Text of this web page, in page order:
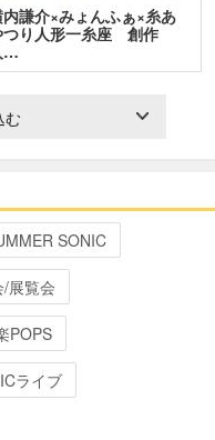
内謙介×みょんふぁ×糸あ
つり人形一糸座 創作
…
む
SONIC
展覧会
POPS
ライブ